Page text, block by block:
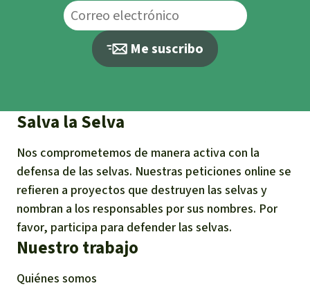
Me suscribo
Salva la Selva
Nos comprometemos de manera activa con la
defensa de las selvas. Nuestras peticiones online se
refieren a proyectos que destruyen las selvas y
nombran a los responsables por sus nombres. Por
favor, participa para defender las selvas.
Nuestro trabajo
Quiénes somos